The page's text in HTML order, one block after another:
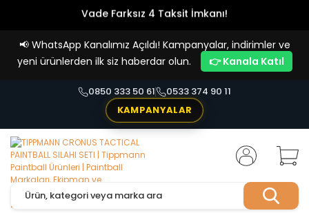
Vade Farksız 4 Taksit İmkanı!
📢 WhatsApp Kanalımız Açıldı! Kampanyalar, indirimler ve
yeni ürünlerden ilk siz haberdar olun.
👉 Kanala Katıl
0850 333 50 61
0533 374 90 11
KAMPANYALAR